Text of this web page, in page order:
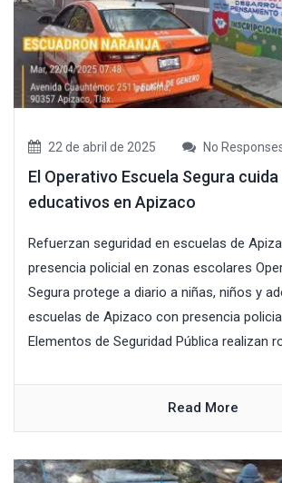
22 de abril de 2025 No
El Operativo Escuela Segura
educativos en Apizaco
Refuerzan seguridad en escuelas de
presencia policial en zonas escolares
Segura protege a diario a niñas, niños y
escuelas de Apizaco con presencia
Elementos de Seguridad Pública realizan
Read More